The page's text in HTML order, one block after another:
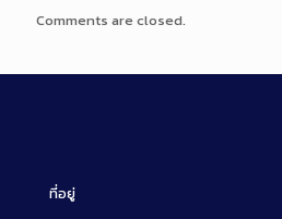
Comments are closed.
ที่อยู่